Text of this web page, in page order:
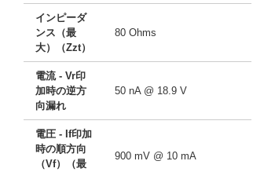
インピーダ
ンス（最
大）（Zzt）
80 Ohms
電流 - Vr印
加時の逆方
向漏れ
50 nA @ 18.9 V
電圧 - If印加
時の順方向
（Vf）（最
900 mV @ 10 mA